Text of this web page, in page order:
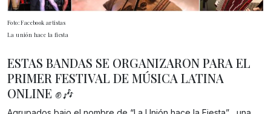
Foto: Facebook artistas
La unión hace la fiesta
ESTAS BANDAS SE ORGANIZARON PARA EL
PRIMER FESTIVAL DE MÚSICA LATINA
ONLINE ✊🎶